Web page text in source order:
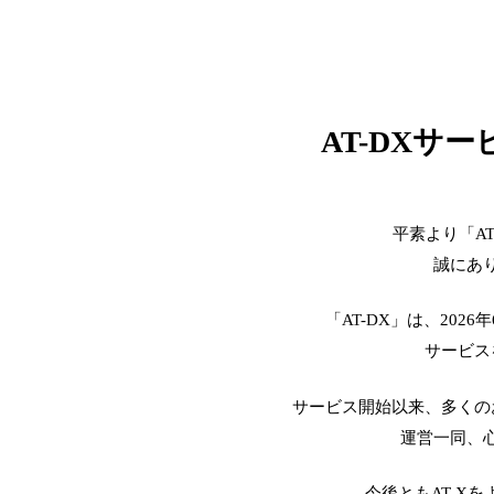
AT-DXサー
平素より「
誠にあ
「AT-DX」は、2026
サービ
サービス開始以来、多く
運営一同、